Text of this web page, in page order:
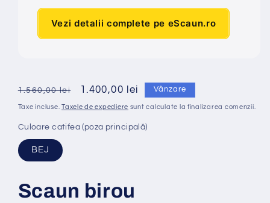
Vezi detalii complete pe eScaun.ro
Preț
obișnuit
1.560,00 lei
Preț
redus
1.400,00 lei Vânzare
Taxe incluse.Taxele de expediere sunt calculate la finalizarea comenzii.
Culoare catifea (poza principală)
BEJ
Scaun birou